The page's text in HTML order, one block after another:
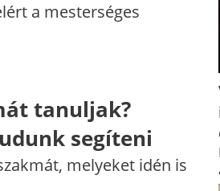
a mesterséges
tanuljak?
segíteni
melyeket idén is